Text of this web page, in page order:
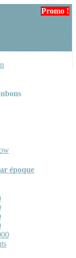
époque
Promo !
Promo !